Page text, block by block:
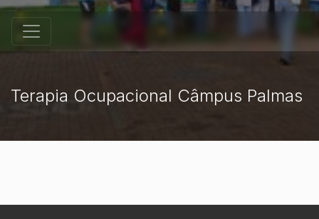
Terapia Ocupacional Câmpus Palmas